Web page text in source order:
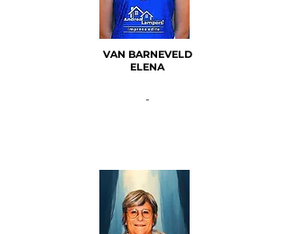
VAN BARNEVELD
ELENA
-